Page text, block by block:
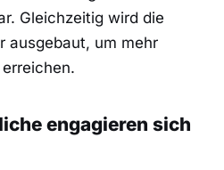
Gleichzeitig wird die
ausgebaut, um mehr
engagieren sich